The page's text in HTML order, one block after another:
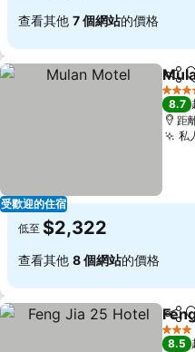
查看其他 7 個網站的價格
受歡迎的住宿
分享
4 星級
8.7
距
私
低至 $2,322
查看其他 8 個網站的價格
分享
3 星級
8.5